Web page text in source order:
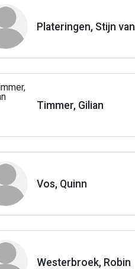
Plateringen, Stijn van
Timmer, Gilian
Vos, Quinn
Westerbroek, Robin